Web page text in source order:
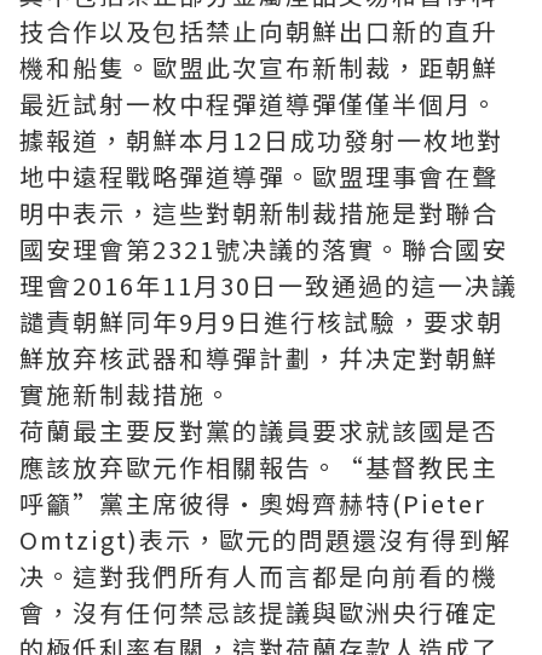
技合作以及包括禁止向朝鮮出口新的直升
機和船隻。歐盟此次宣布新制裁，距朝鮮
最近試射一枚中程彈道導彈僅僅半個月。
據報道，朝鮮本月12日成功發射一枚地對
地中遠程戰略彈道導彈。歐盟理事會在聲
明中表示，這些對朝新制裁措施是對聯合
國安理會第2321號决議的落實。聯合國安
理會2016年11月30日一致通過的這一决議
譴責朝鮮同年9月9日進行核試驗，要求朝
鮮放弃核武器和導彈計劃，幷决定對朝鮮
實施新制裁措施。
荷蘭最主要反對黨的議員要求就該國是否
應該放弃歐元作相關報告。“基督教民主
呼籲”黨主席彼得·奧姆齊赫特(Pieter
Omtzigt)表示，歐元的問題還沒有得到解
决。這對我們所有人而言都是向前看的機
會，沒有任何禁忌該提議與歐洲央行確定